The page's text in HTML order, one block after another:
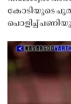
കോടിയുടെ
പൊളിച്ച്